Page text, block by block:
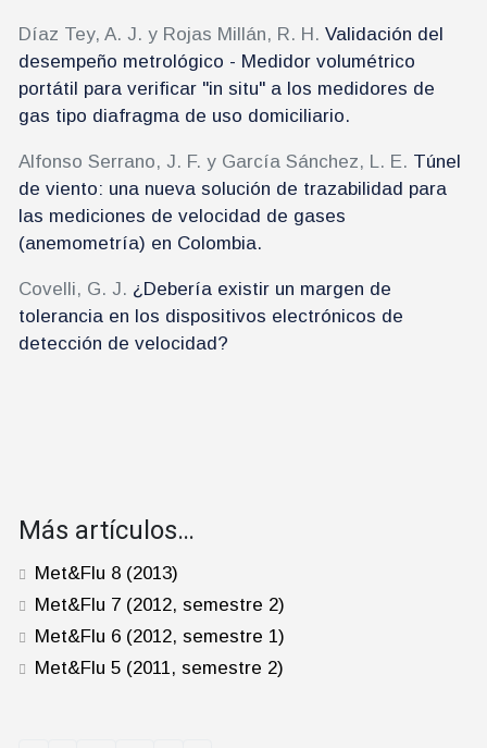
Díaz Tey, A. J. y Rojas Millán, R. H. Validación del
desempeño metrológico - Medidor volumétrico
portátil para verificar "in situ" a los medidores de
gas tipo diafragma de uso domiciliario.
Alfonso Serrano, J. F. y García Sánchez, L. E. Túnel
de viento: una nueva solución de trazabilidad para
las mediciones de velocidad de gases
(anemometría) en Colombia.
Covelli, G. J. ¿Debería existir un margen de
tolerancia en los dispositivos electrónicos de
detección de velocidad?
Más artículos…
Met&Flu 8 (2013)
Met&Flu 7 (2012, semestre 2)
Met&Flu 6 (2012, semestre 1)
Met&Flu 5 (2011, semestre 2)